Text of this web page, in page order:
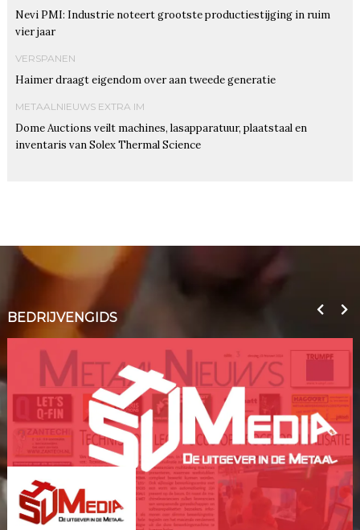
Nevi PMI: Industrie noteert grootste productiestijging in ruim
vier jaar
VERSPANEN
Haimer draagt eigendom over aan tweede generatie
METAALNIEUWS EXTRA IM
Dome Auctions veilt machines, lasapparatuur, plaatstaal en
inventaris van Solex Thermal Science
BEDRIJVENGIDS